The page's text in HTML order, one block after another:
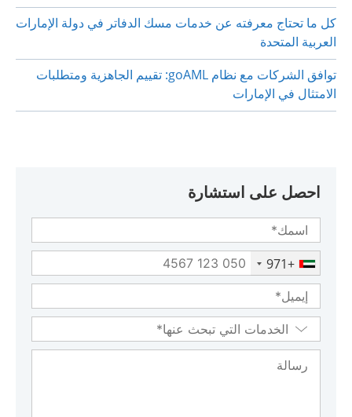
كل ما تحتاج معرفته عن خدمات مسك الدفاتر في دولة الإمارات
العربية المتحدة
توافق الشركات مع نظام goAML: تقييم الجاهزية ومتطلبات
الامتثال في الإمارات
احصل على استشارة
+971